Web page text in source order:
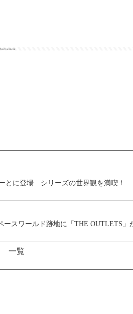
とに登場 シリーズの世界観を満喫！
一覧
ースワールド跡地に「THE OUTLETS」